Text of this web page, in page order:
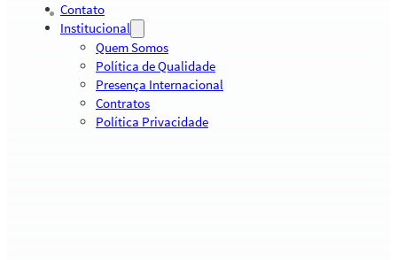
Contato
Institucional
Quem Somos
Política de Qualidade
Presença Internacional
Contratos
Política Privacidade